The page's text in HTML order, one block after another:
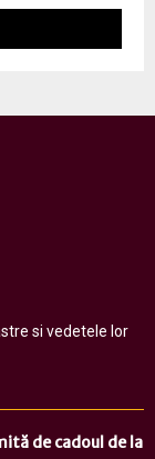
si vedetele lor
de cadoul de la